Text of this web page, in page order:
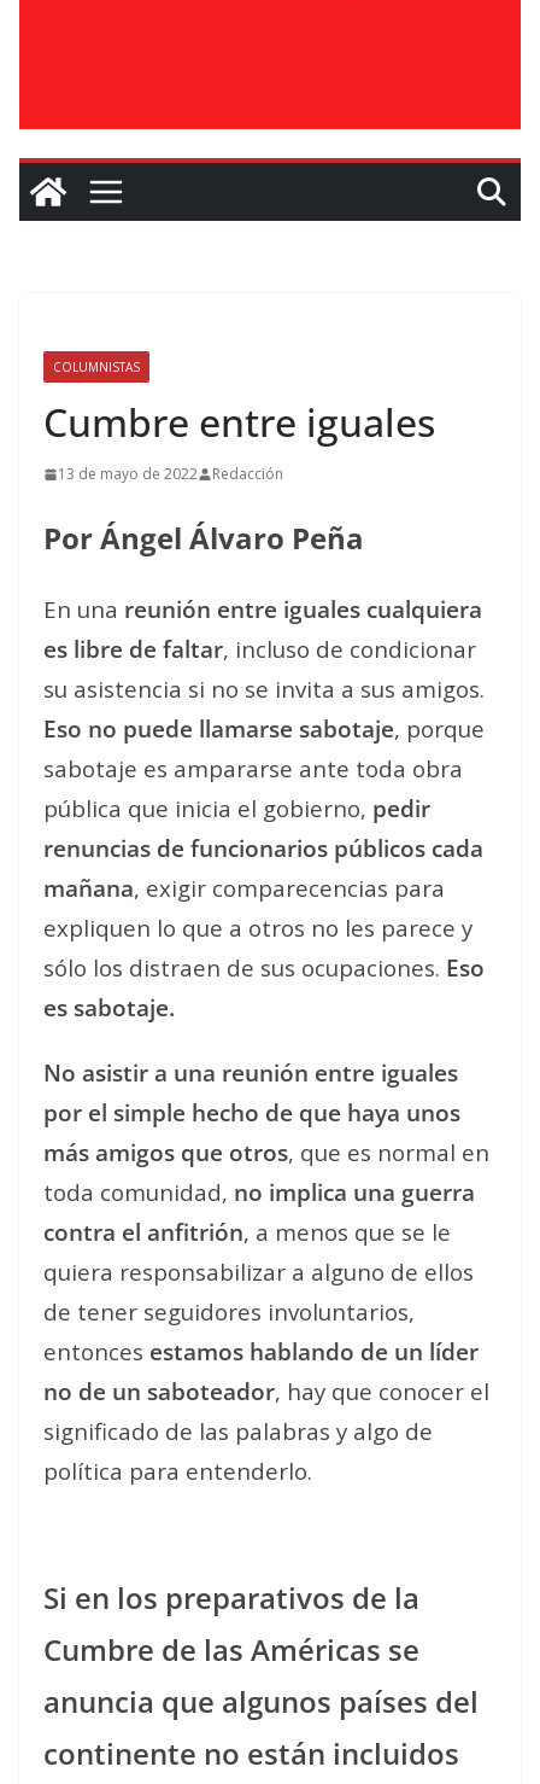
COLUMNISTAS
Cumbre entre iguales
13 de mayo de 2022 Redacción
Por Ángel Álvaro Peña
En una reunión entre iguales cualquiera
es libre de faltar, incluso de condicionar
su asistencia si no se invita a sus amigos.
Eso no puede llamarse sabotaje, porque
sabotaje es ampararse ante toda obra
pública que inicia el gobierno, pedir
renuncias de funcionarios públicos cada
mañana, exigir comparecencias para
expliquen lo que a otros no les parece y
sólo los distraen de sus ocupaciones. Eso
es sabotaje.
No asistir a una reunión entre iguales
por el simple hecho de que haya unos
más amigos que otros, que es normal en
toda comunidad, no implica una guerra
contra el anfitrión, a menos que se le
quiera responsabilizar a alguno de ellos
de tener seguidores involuntarios,
entonces estamos hablando de un líder
no de un saboteador, hay que conocer el
significado de las palabras y algo de
política para entenderlo.
Si en los preparativos de la
Cumbre de las Américas se
anuncia que algunos países del
continente no están incluidos